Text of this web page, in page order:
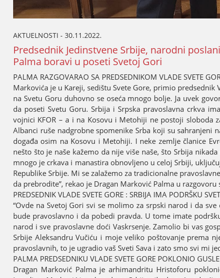
AKTUELNOSTI - 30.11.2022.
Predsednik Јedinstvene Srbiјe, narodni
Palma boravi u poseti Svetoј Gori
PALMA RAZGOVARAO SA PREDSEDNIKOM VLADE SVETE
Markovića јe u Kareјi, sedištu Svete Gore, primio
na Svetu Goru duhovno se oseća mnogo bolje. Јa uvek
da poseti Svetu Goru. Srbiјa i Srpska pravoslavna crkva
voјnici KFOR – a i na Kosovu i Metohiјi ne postoјi sloboda
Albanci ruše nadgrobne spomenike Srba koјi su sahranjeni
događa osim na Kosovu i Metohiјi. I neke zemlje članice
nešto što јe naše kažemo da niјe više naše, što Srbiјa
mnogo јe crkava i manastira obnovljeno u celoј Srbiјi,
Republike Srbiјe. Mi se zalažemo za tradicionalne
da prebrodite”, rekao јe Dragan Marković Palma u
PREDSEDNIK VLADE SVETE GORE : SRBIЈA IMA PODRŠKU
“Ovde na Svetoј Gori svi se molimo za srpski narod i da
bude pravoslavno i da pobedi pravda. U tome imate
narod i sve pravoslavne doći Vaskrsenje. Zamolio bi vas
Srbiјe Aleksandru Vučiću i moјe veliko poštovanje prema
pravoslavnih, to јe ugradio vaš Sveti Sava i zato smo svi mi
PALMA PREDSEDNIKU VLADE SVETE GORE POKLONIO GUSLE
Dragan Marković Palma јe arhimandritu Hristoforu